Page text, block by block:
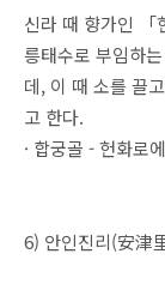
신라 때 향가인 「
릉태수로 부임하
데, 이 때 소를 끌
고 한다.
· 합궁골 - 헌화로
6) 안인진리(安津